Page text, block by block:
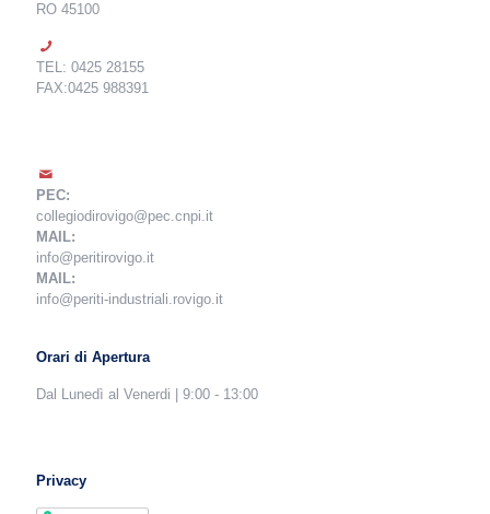
RO 45100
TEL: 0425 28155
FAX:0425 988391
PEC:
collegiodirovigo@pec.cnpi.it
MAIL:
info@peritirovigo.it
MAIL:
info@periti-industriali.rovigo.it
Orari di Apertura
Dal Lunedì al Venerdi | 9:00 - 13:00
Privacy